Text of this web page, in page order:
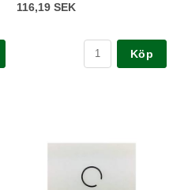
116,19 SEK
Köp